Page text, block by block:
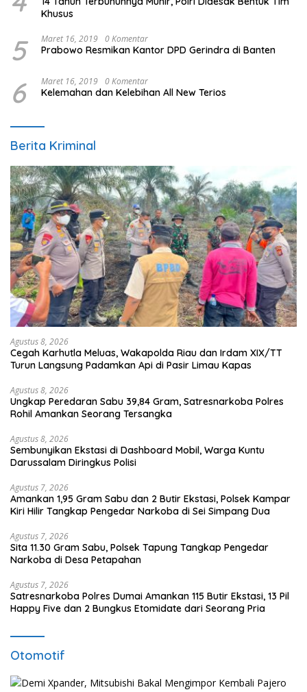
Khusus
5 Maret 16, 2019 0 Komentar
Prabowo Resmikan Kantor DPD Gerindra di Banten
6 Maret 16, 2019 0 Komentar
Kelemahan dan Kelebihan All New Terios
Berita Kriminal
Agustus 8, 2026
Cegah Karhutla Meluas, Wakapolda Riau dan Irdam XIX/TT
Turun Langsung Padamkan Api di Pasir Limau Kapas
Agustus 8, 2026
Ungkap Peredaran Sabu 39,84 Gram, Satresnarkoba Polres
Rohil Amankan Seorang Tersangka
Agustus 8, 2026
Sembunyikan Ekstasi di Dashboard Mobil, Warga Kuntu
Darussalam Diringkus Polisi
Agustus 7, 2026
Amankan 1,95 Gram Sabu dan 2 Butir Ekstasi, Polsek Kampar
Kiri Hilir Tangkap Pengedar Narkoba di Sei Simpang Dua
Agustus 7, 2026
Sita 11.30 Gram Sabu, Polsek Tapung Tangkap Pengedar
Narkoba di Desa Petapahan
Agustus 7, 2026
Satresnarkoba Polres Dumai Amankan 115 Butir Ekstasi, 13 Pil
Happy Five dan 2 Bungkus Etomidate dari Seorang Pria
Otomotif